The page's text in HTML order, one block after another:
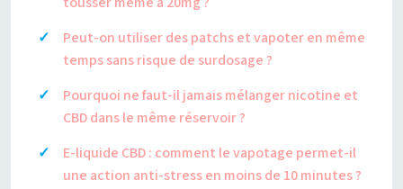
Peut-on utiliser des patchs et vapoter en même
temps sans risque de surdosage ?
Pourquoi ne faut-il jamais mélanger nicotine et
CBD dans le même réservoir ?
E-liquide CBD : comment le vapotage permet-il
une action anti-stress en moins de 10 minutes ?